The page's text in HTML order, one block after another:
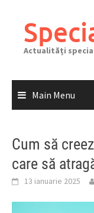
content
Actualități
Main Menu
Cum să
care să
13 ianuarie 2025